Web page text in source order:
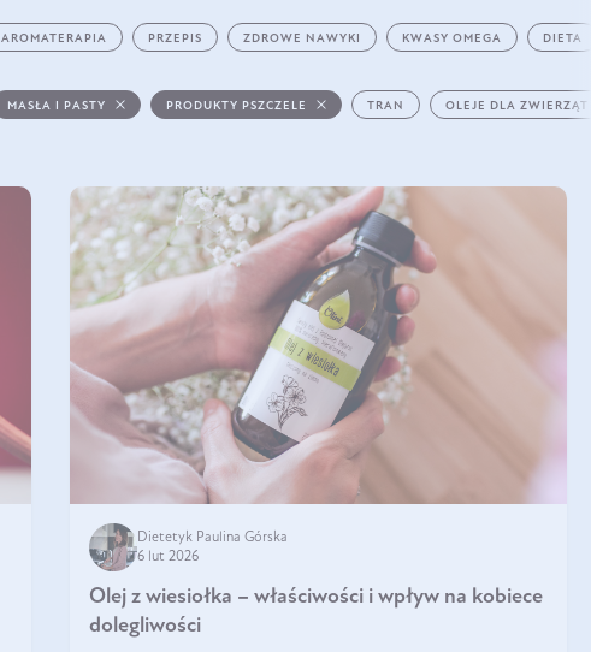
AROMATERAPIA PRZEPIS ZDROWE NAWYKI KWASY OMEGA DIETA
MASŁA I PASTY PRODUKTY PSZCZELE TRAN OLEJE DLA ZWIERZĄT
Dietetyk Paulina Górska
6 lut 2026
Olej z wiesiołka – właściwości i wpływ na kobiece
dolegliwości